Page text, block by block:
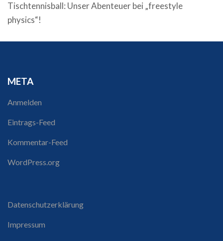
Tischtennisball: Unser Abenteuer bei „freestyle
physics“!
META
Anmelden
Eintrags-Feed
Kommentar-Feed
WordPress.org
Datenschutzerklärung
Impressum